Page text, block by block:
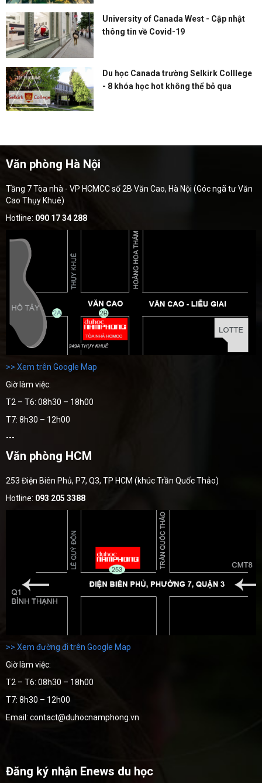
University of Canada West - Cập nhật
thông tin về Covid-19
Du học Canada trường Selkirk Colllege
- 8 khóa học hot không thể bỏ qua
Văn phòng Hà Nội
Tầng 7 Tòa nhà - VP HCMCC số 2B Văn Cao, Hà Nội (Góc ngã tư Văn
Cao Thụy Khuê)
Hotline: 090 17 34 288
>> Xem trên Google Map
Giờ làm việc:
T2 – T6: 08h30 – 18h00
T7: 8h30 – 12h00
---
Văn phòng HCM
253 Điện Biên Phủ, P7, Q3, TP HCM (khúc Trần Quốc Thảo)
Hotline: 093 205 3388
>> Xem đường đi trên Google Map
Giờ làm việc:
T2 – T6: 08h30 – 18h00
T7: 8h30 – 12h00
Email: contact@duhocnamphong.vn
Đăng ký nhận Enews du học